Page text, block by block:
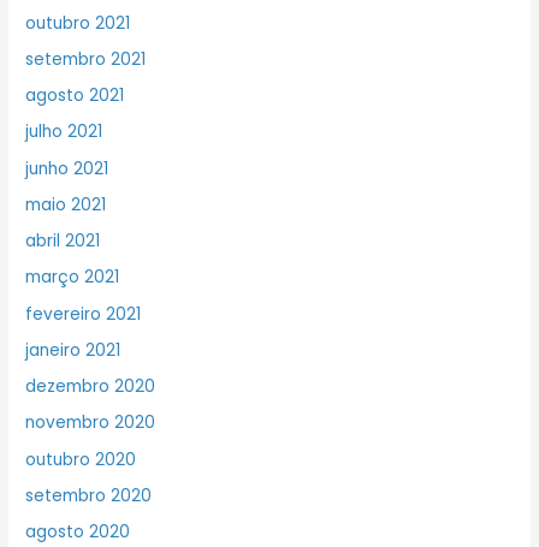
outubro 2021
setembro 2021
agosto 2021
julho 2021
junho 2021
maio 2021
abril 2021
março 2021
fevereiro 2021
janeiro 2021
dezembro 2020
novembro 2020
outubro 2020
setembro 2020
agosto 2020